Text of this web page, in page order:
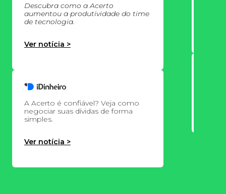
Descubra como a Acerto
aumentou a produtividade do time
de tecnologia.
Ver notícia >
A Acerto é confiável? Veja como
negociar suas dívidas de forma
simples.
Ver notícia >